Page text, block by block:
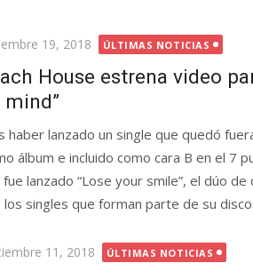
19, 2018 ÚLTIMAS NOTICIAS
House estrena video
mind”
haber lanzado un single que quedó
álbum e incluido como cara B en el 7
lanzado “Lose your smile”, el dúo
singles que forman parte de su disco.
11, 2018 ÚLTIMAS NOTICIAS